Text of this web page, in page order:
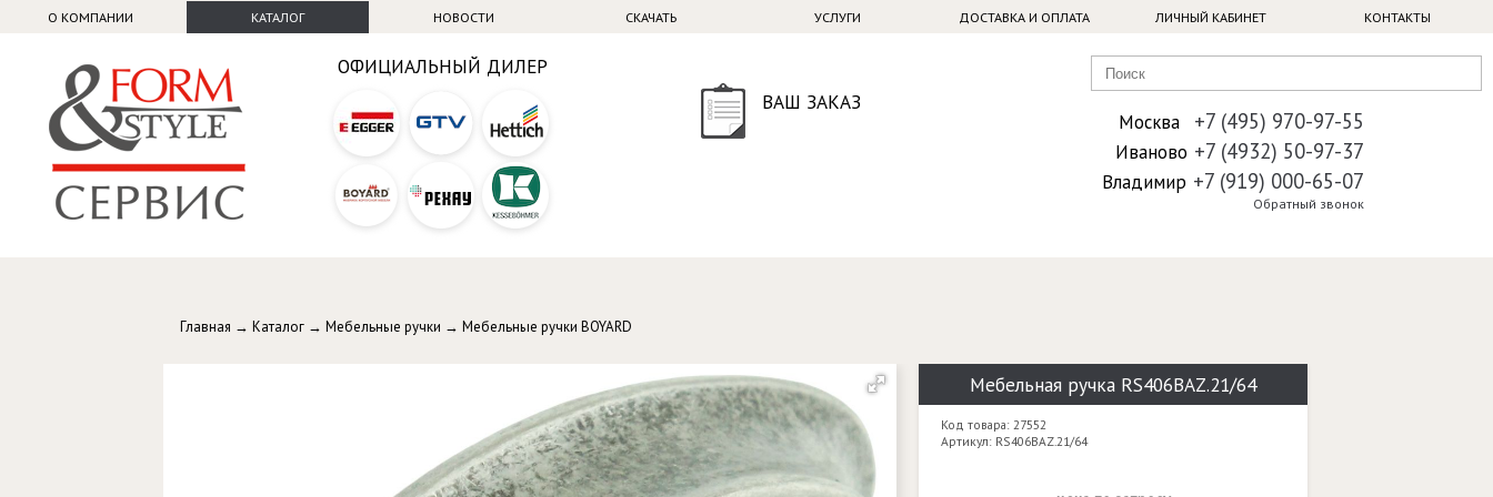
О КОМПАНИИ КАТАЛОГ НОВОСТИ СКАЧАТЬ УСЛУГИ ДОСТАВКА И ОПЛАТА ЛИЧНЫЙ КАБИНЕТ КОНТАКТЫ
ОФИЦИАЛЬНЫЙ ДИЛЕР
ВАШ ЗАКАЗ
Москва +7 (495) 970-97-55
Иваново +7 (4932) 50-97-37
Владимир +7 (919) 000-65-07
Обратный звонок
Главная → Каталог → Мебельные ручки → Мебельные ручки BOYARD
Мебельная ручка RS406BAZ.21/64
Код товара: 27552
Артикул: RS406BAZ.21/64